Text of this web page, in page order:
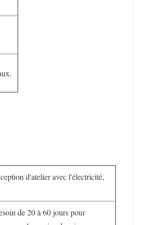
d'atelier avec l'électricité,
de 20 à 60 jours pour